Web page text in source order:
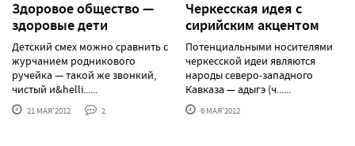
Здоровое общество —
здоровые дети
Детский смех можно сравнить с
журчанием родникового
ручейка — такой же звонкий,
чистый и&helli......
21 МАЯ'2012 2
Черкесская идея с
сирийским акцентом
Потенциальными носителями
черкесской идеи являются
народы северо-западного
Кавказа — адыгэ (ч......
6 МАЯ'2012